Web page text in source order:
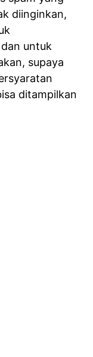
diinginkan,
untuk
supaya
ditampilkan